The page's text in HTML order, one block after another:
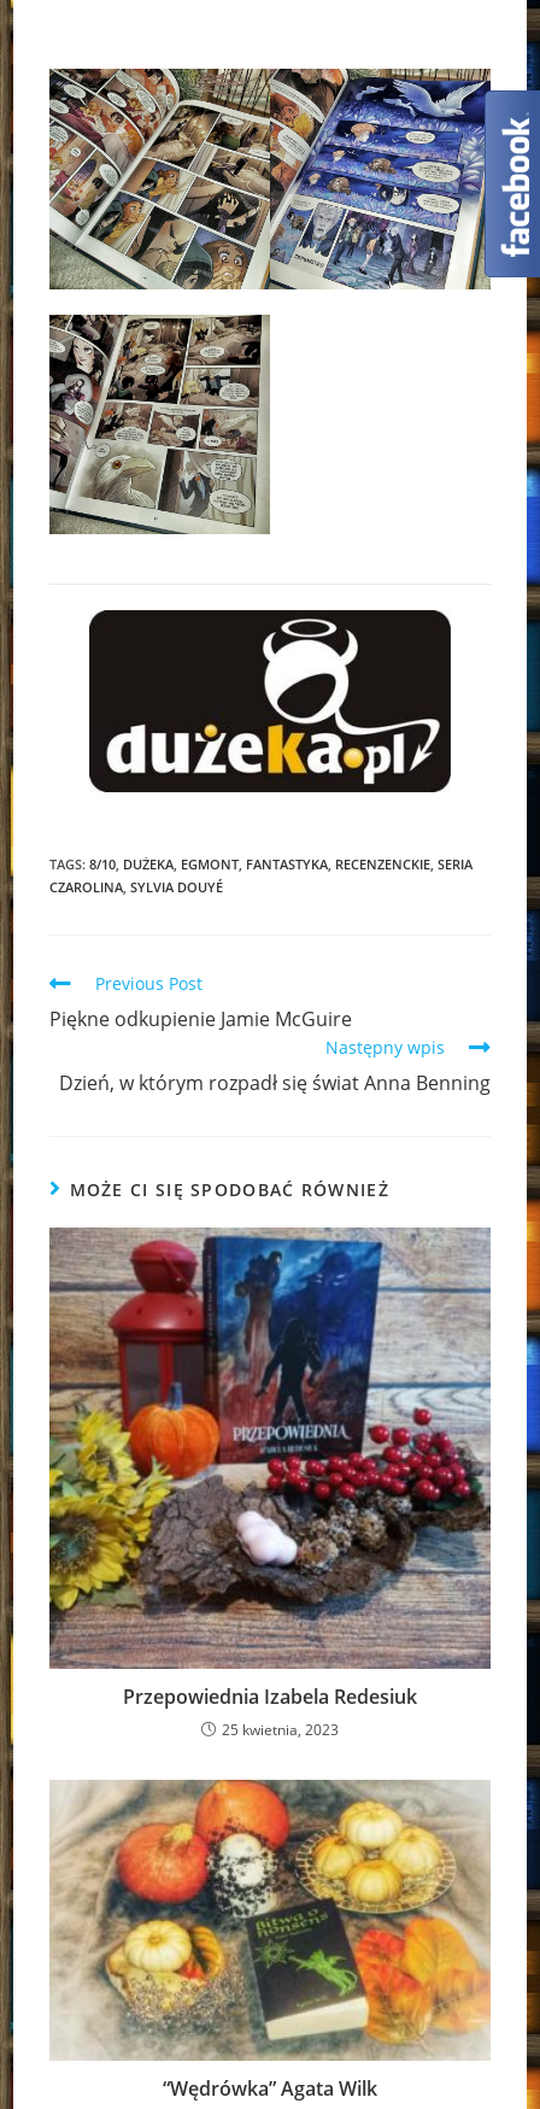
TAGS:8/10, DUŻEKA, EGMONT, FANTASTYKA, RECENZENCKIE, SERIA
CZAROLINA, SYLVIA DOUYÉ
Read
more
articles
Previous Post
Piękne odkupienie Jamie McGuire
Następny wpis
Dzień, w którym rozpadł się świat Anna Benning
MOŻE CI SIĘ SPODOBAĆ RÓWNIEŻ
Przepowiednia Izabela Redesiuk
25 kwietnia, 2023
“Wędrówka” Agata Wilk